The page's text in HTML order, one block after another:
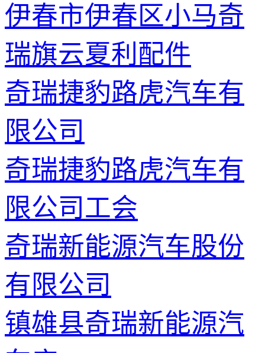
伊春市伊春区小马奇
瑞旗云夏利配件
奇瑞捷豹路虎汽车有
限公司
奇瑞捷豹路虎汽车有
限公司工会
奇瑞新能源汽车股份
有限公司
镇雄县奇瑞新能源汽